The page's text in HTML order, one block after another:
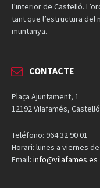
l’interior de Castelló.
tant que l’estructura del
muntanya.
CONTACTE
Plaça Ajuntament, 1
12192 Vilafamés, Castelló
Teléfono: 964 32 90 01
Horari: lunes a viernes de
Email: info@vilafames.es